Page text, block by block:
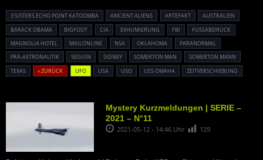
3 SISTERS ECHO POINT KATOOMBA ANCIENT ALIENS ARTEFAKT
AUSTRALIEN
BARACK OBAMA
BIGFOOT CIA EXHUMIERUNG FBI
FUSSABDRUCK
MAGNOLIA HOTEL
MAILONLINE NSA OKLAHOMA
PARANORMAL
PRÄ-ASTRONAUTIK
SEGUIN SIDNEY SOMERTON MAN
SOMERTON MANN
TEXAS
« ZURÜCK UFO USA USO USS OMAHA ZEITVERSCHIEBUNG
Mystery Kurzmeldungen | SERIE –
2021 – N°11
2021-05-12 - 14:46 Uhr 129